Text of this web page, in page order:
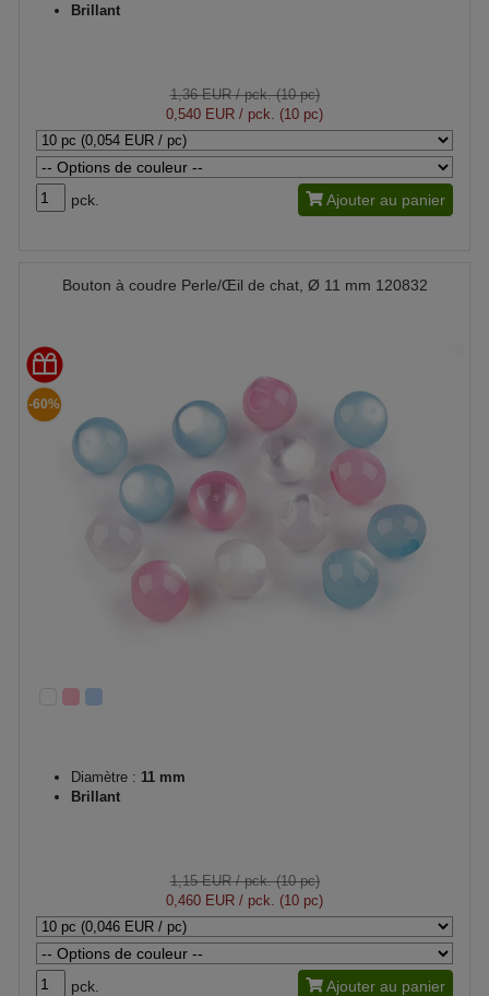
Brillant
1,36 EUR/ pck. (10 pc)
0,540 EUR / pck. (10 pc)
pck. Ajouter au panier
Bouton à coudre Perle/Œil de chat, Ø 11 mm 120832
-60%
Diamètre : 11 mm
Brillant
1,15 EUR/ pck. (10 pc)
0,460 EUR / pck. (10 pc)
pck. Ajouter au panier